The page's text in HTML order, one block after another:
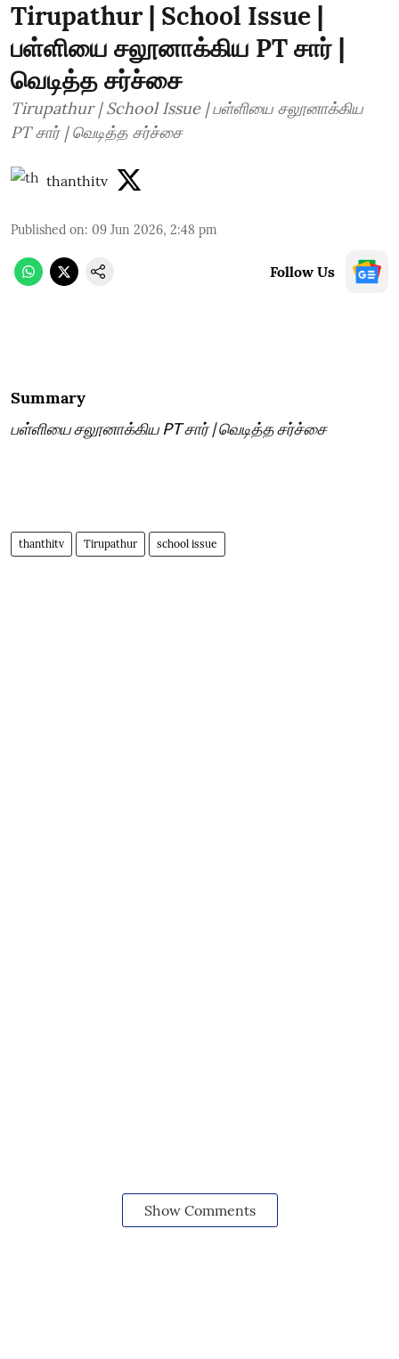
Tirupathur | School Issue |
பள்ளியை சலூனாக்கிய PT சார் |
வெடித்த சர்ச்சை
Tirupathur | School Issue | பள்ளியை சலூனாக்கிய
PT சார் | வெடித்த சர்ச்சை
thanthitv
Published on: 09 Jun 2026, 2:48 pm
Follow Us
Summary
பள்ளியை சலூனாக்கிய PT சார் | வெடித்த சர்ச்சை
thanthitv Tirupathur school issue
Show Comments